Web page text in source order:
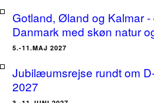
Gotland, Øland og Kalmar
Danmark med skøn natur
5.-11.MAJ 2027
Jubilæumsrejse rundt om
2027